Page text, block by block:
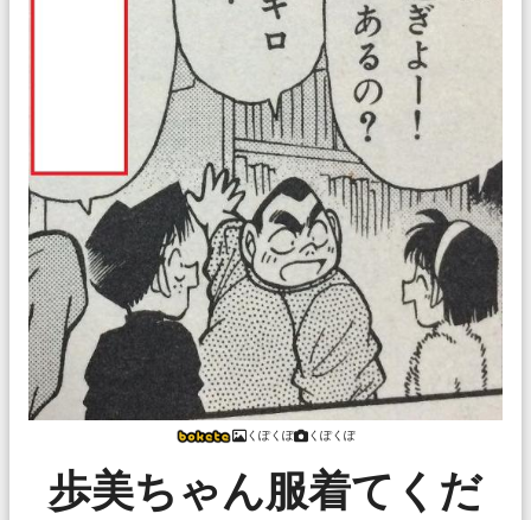
くぽくぽ くぽくぽ
歩美ちゃん服着てくだ